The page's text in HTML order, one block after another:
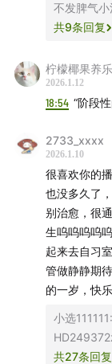
阶段性友
20:01 父亲手术
解药配方
解药配方
的环境和人）
解药配方
值与注意力投票
解药配方
幸福的人）
去建造你
不发脾气小
共9条回复
柠檬椰果养
2026.1.12
18:54 “阶段
2733_xxxx
2026.1.10
很喜欢你的
也没多久了
别治愈，很
生呜呜呜呜
起来去自习
管做静静期
的一岁，快
小选111111:
共27条回复